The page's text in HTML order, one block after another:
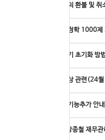
온라인 강의 환불 및 취
공기업 행정학 1000
모바일 기기 초기화 방
배송료 인상 관련(24
내강의실 기능추가 안
[온라인]강종철 재무